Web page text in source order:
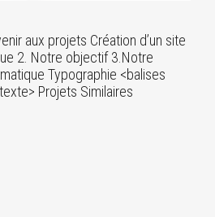
aux projets Création d’un site
2. Notre objectif 3.Notre
Typographie <balises
Projets Similaires